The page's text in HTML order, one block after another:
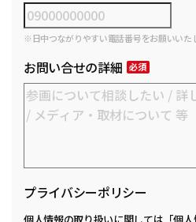
※日中つながりやすい電話番号をお願いいた
お問い合せの詳細
プライバシーポリシー